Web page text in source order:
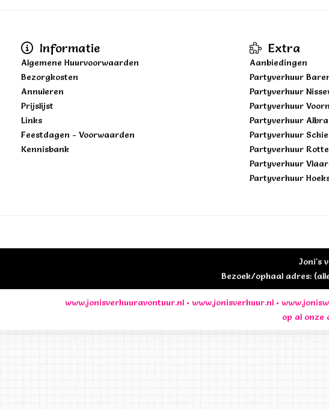
Informatie
Algemene Huurvoorwaarden
Bezorgkosten
Annuleren
Prijslijst
Links
Feestdagen - Voorwaarden
Kennisbank
Extra
Aanbiedingen
Partyverhuur
Partyverhuur
Partyverhuur
Partyverhuur
Partyverhuur
Partyverhuur
Partyverhuur
Partyverhuur
Joni's
Bezoek/ophaal adres:
www.jonisverhuuravontuur.nl • www.jonisverhuur.nl •
op al onze